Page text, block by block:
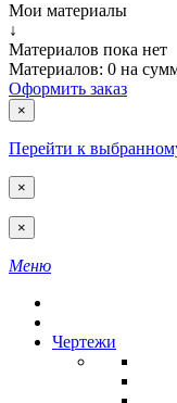
Мои материалы
↓
Материалов пока нет
Материалов: 0 на
Оформить заказ
×
Перейти к
×
×
Меню
Чертежи